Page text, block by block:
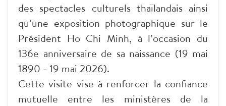
des spectacles culturels thaïlandais ainsi
qu’une exposition photographique sur le
Président Ho Chi Minh, à l’occasion du
136e anniversaire de sa naissance (19 mai
1890 - 19 mai 2026).
Cette visite vise à renforcer la confiance
mutuelle entre les ministères de la